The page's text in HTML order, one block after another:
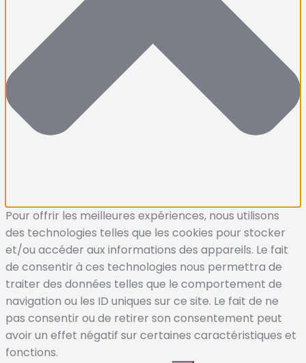
Pour offrir les meilleures expériences, nous utilisons
des technologies telles que les cookies pour stocker
et/ou accéder aux informations des appareils. Le fait
de consentir à ces technologies nous permettra de
traiter des données telles que le comportement de
navigation ou les ID uniques sur ce site. Le fait de ne
pas consentir ou de retirer son consentement peut
avoir un effet négatif sur certaines caractéristiques et
fonctions.